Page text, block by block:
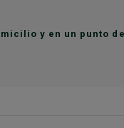
y en un punto